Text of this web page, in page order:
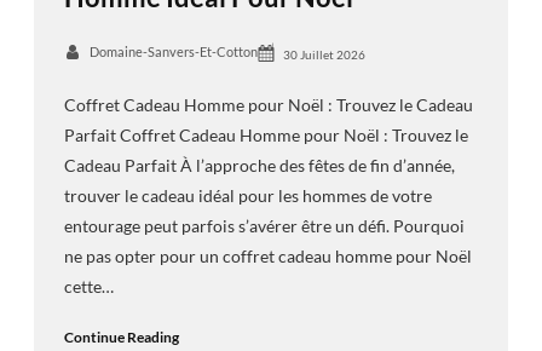
Domaine-Sanvers-Et-Cotton 30 Juillet 2026
Coffret Cadeau Homme pour Noël : Trouvez le Cadeau
Parfait Coffret Cadeau Homme pour Noël : Trouvez le
Cadeau Parfait À l’approche des fêtes de fin d’année,
trouver le cadeau idéal pour les hommes de votre
entourage peut parfois s’avérer être un défi. Pourquoi
ne pas opter pour un coffret cadeau homme pour Noël
cette…
Continue Reading